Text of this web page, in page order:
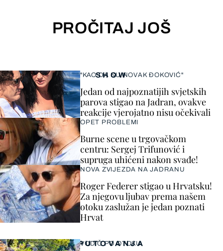
PROČITAJ JOŠ
SHOW
"KAO DA SU NOVAK ĐOKOVIĆ"
Jedan od najpoznatijih svjetskih
parova stigao na Jadran, ovakve
reakcije vjerojatno nisu očekivali
OPET PROBLEMI
Burne scene u trgovačkom
centru: Sergej Trifunović i
supruga uhićeni nakon svađe!
NOVA ZVIJEZDA NA JADRANU
Roger Federer stigao u Hrvatsku!
Za njegovu ljubav prema našem
otoku zaslužan je jedan poznati
Hrvat
PUTOVANJA
VODIČ PO OTOKU